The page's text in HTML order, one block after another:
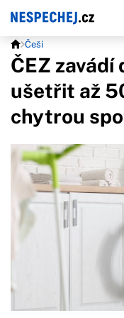
Češi
ČEZ
ušetřit až
chytrou